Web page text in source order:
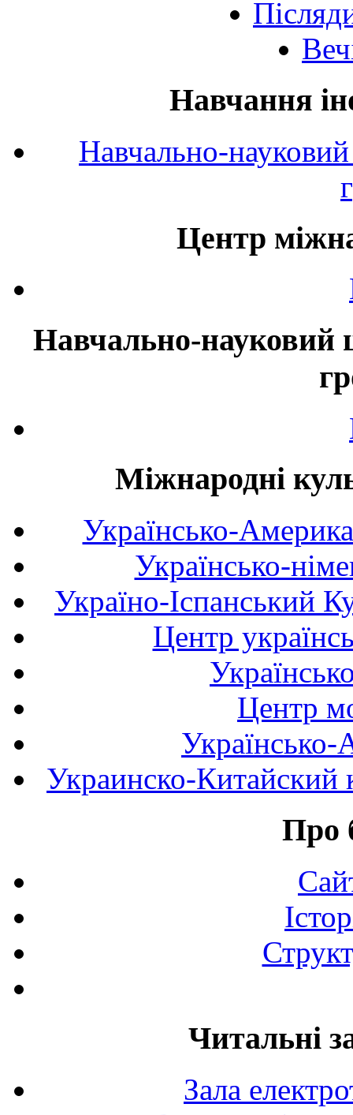
Навчання
Навчально-
Центр
Навчально-науковий
Міжнародні
Українсько-
Українсько-
Україно-Іспанський
Центр
Центр
Українсько-
Украинско-Китайский
Про
Читальні
Зала